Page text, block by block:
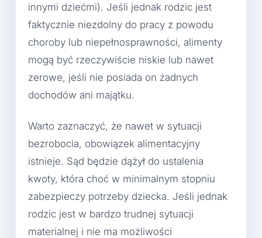
innymi dziećmi). Jeśli jednak rodzic jest
faktycznie niezdolny do pracy z powodu
choroby lub niepełnosprawności, alimenty
mogą być rzeczywiście niskie lub nawet
zerowe, jeśli nie posiada on żadnych
dochodów ani majątku.
Warto zaznaczyć, że nawet w sytuacji
bezrobocia, obowiązek alimentacyjny
istnieje. Sąd będzie dążył do ustalenia
kwoty, która choć w minimalnym stopniu
zabezpieczy potrzeby dziecka. Jeśli jednak
rodzic jest w bardzo trudnej sytuacji
materialnej i nie ma możliwości